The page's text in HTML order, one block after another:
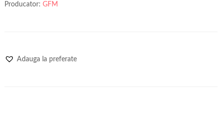
Producator: GFM
Adauga la preferate